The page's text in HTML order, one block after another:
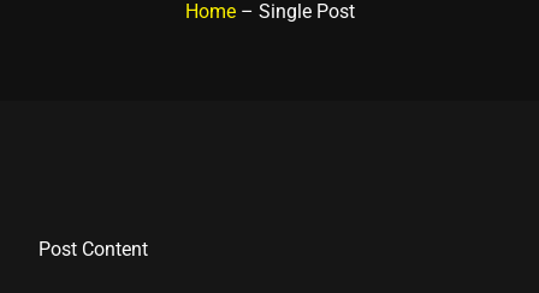
Home– Single Post
Post Content